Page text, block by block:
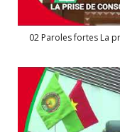
02 Paroles fortes La